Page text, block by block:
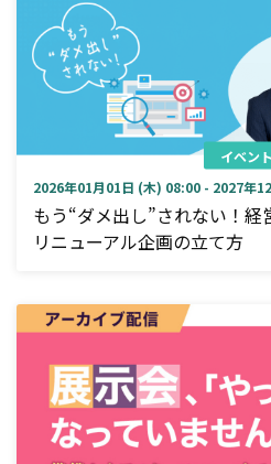
イベント
2026年01月01日 (木) 08:00 - 2027年
もう“ダメ出し”されない！
リニューアル企画の立て方